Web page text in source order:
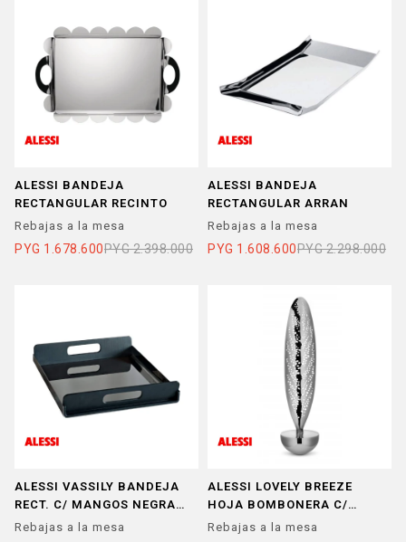
ALESSI BANDEJA
RECTANGULAR RECINTO
Rebajas a la mesa
PYG 1.678.600PYG 2.398.000
ALESSI BANDEJA
RECTANGULAR ARRAN
Rebajas a la mesa
PYG 1.608.600PYG 2.298.000
ALESSI VASSILY BANDEJA
RECT. C/ MANGOS NEGRA
45CM
Rebajas a la mesa
ALESSI LOVELY BREEZE
HOJA BOMBONERA C/
BALANCEO INOX
Rebajas a la mesa